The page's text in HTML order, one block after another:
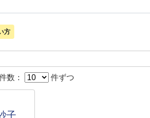
方
数： 件ずつ
子